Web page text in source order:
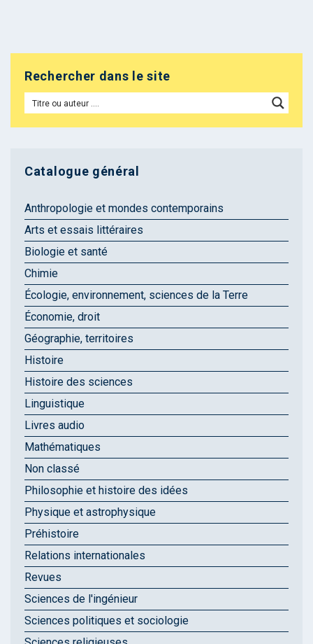
Rechercher dans le site
Catalogue général
Anthropologie et mondes contemporains
Arts et essais littéraires
Biologie et santé
Chimie
Écologie, environnement, sciences de la Terre
Économie, droit
Géographie, territoires
Histoire
Histoire des sciences
Linguistique
Livres audio
Mathématiques
Non classé
Philosophie et histoire des idées
Physique et astrophysique
Préhistoire
Relations internationales
Revues
Sciences de l'ingénieur
Sciences politiques et sociologie